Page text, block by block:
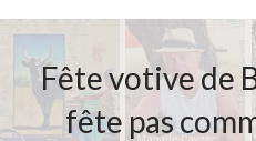
Fête votive de
fête pas